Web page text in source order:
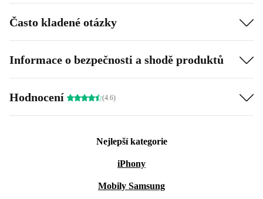
Často kladené otázky
Informace o bezpečnosti a shodě produktů
Hodnocení (4.6)
Nejlepší kategorie
iPhony
Mobily Samsung